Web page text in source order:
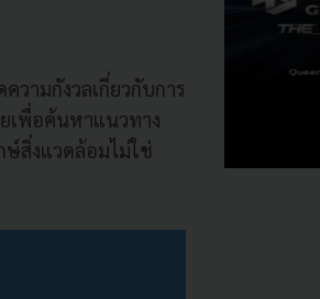
วามกังวลเกี่ยวกับการ
เพื่อค้นหาแนวทาง
สิ่งแวดล้อมไม่ใช่